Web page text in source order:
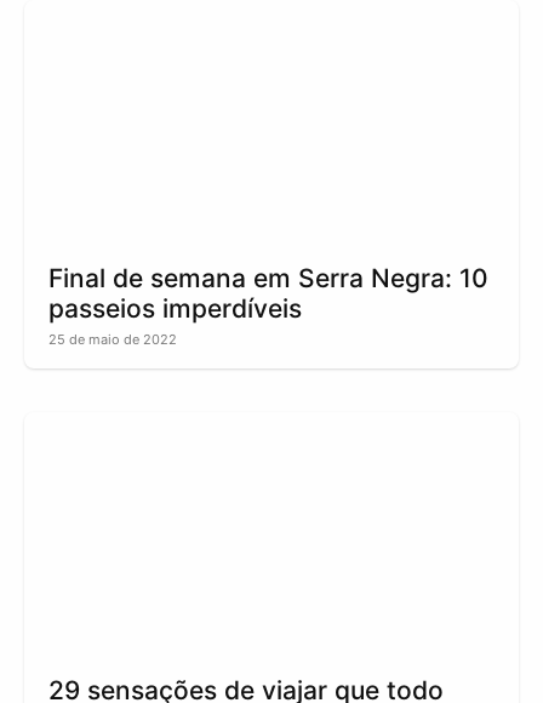
Final de semana em Serra Negra: 10
passeios imperdíveis
25 de maio de 2022
29 sensações de viajar que todo